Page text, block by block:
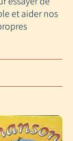
et aider nos